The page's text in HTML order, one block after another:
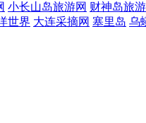
小长山岛旅游网 财神岛旅
世界 大连采摘网 塞里岛 乌